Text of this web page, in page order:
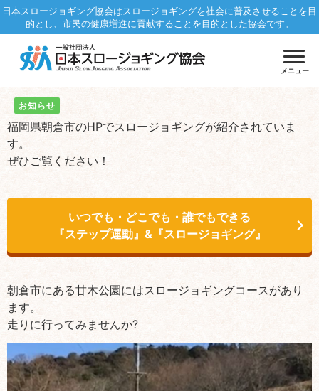
日本スロージョギング協会はスロージョギングを社会に普及させることを目
的とし、市民の健康増進に貢献することを目的とした協会です。
メニュー
お知らせ
福岡県朝倉市のHPでスロージョギングが紹介されていま
す。
ぜひご覧ください！
いつでも・どこでも・誰でもできる
『ステップ運動』&『スロージョギング』
朝倉市にある甘木公園にはスロージョギングコースがあり
ます。
走りに行ってみませんか?